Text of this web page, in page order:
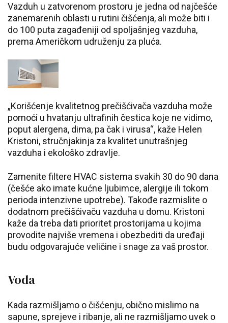
Vazduh u zatvorenom prostoru je jedna od najčešće
zanemarenih oblasti u rutini čišćenja, ali može biti i
do 100 puta zagađeniji od spoljašnjeg vazduha,
prema Američkom udruženju za pluća.
„Korišćenje kvalitetnog prečišćivača vazduha može
pomoći u hvatanju ultrafinih čestica koje ne vidimo,
poput alergena, dima, pa čak i virusa“, kaže Helen
Kristoni, stručnjakinja za kvalitet unutrašnjeg
vazduha i ekološko zdravlje.
Zamenite filtere HVAC sistema svakih 30 do 90 dana
(češće ako imate kućne ljubimce, alergije ili tokom
perioda intenzivne upotrebe). Takođe razmislite o
dodatnom prečišćivaču vazduha u domu. Kristoni
kaže da treba dati prioritet prostorijama u kojima
provodite najviše vremena i obezbediti da uređaji
budu odgovarajuće veličine i snage za vaš prostor.
Voda
Kada razmišljamo o čišćenju, obično mislimo na
sapune, sprejeve i ribanje, ali ne razmišljamo uvek o